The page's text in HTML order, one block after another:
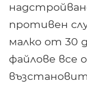
противен
малко от 30
файлове все